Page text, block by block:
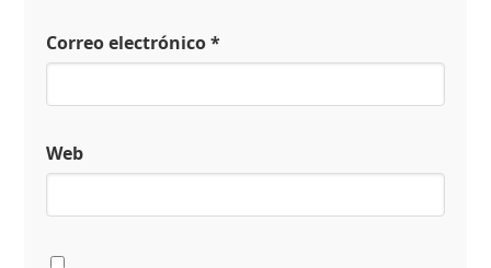
Correo electrónico*
Web